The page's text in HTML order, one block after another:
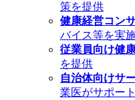
策を提供
健康経営コン
バイス等を実
従業員向け健
を提供
自治体向けサ
業医がサポート